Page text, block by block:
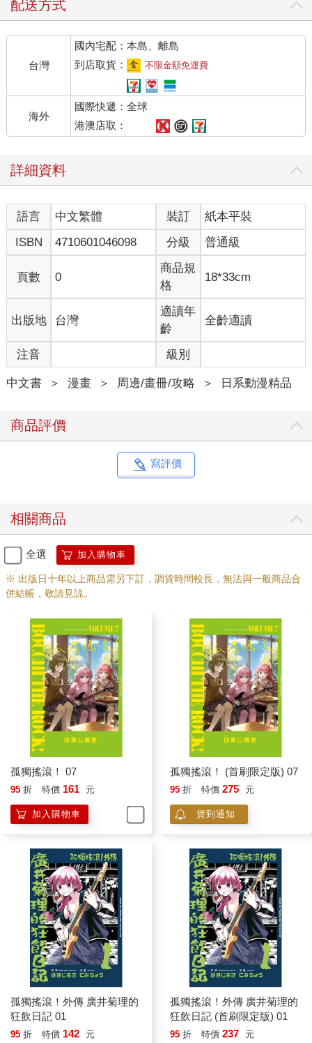
配送方式
台灣
國內宅配：本島、離島
到店取貨：
不限金額免運費
海外
國際快遞：全球
港澳店取：
詳細資料
語言 中文繁體 裝訂
紙本平裝
ISBN
4710601046098 分級 普通級
頁數 0
商品規
格
18*33cm
出版地 台灣
適讀年
齡
全齡適讀
注音 級別
中文書 ＞ 漫畫 ＞ 周邊/畫冊/攻略 ＞ 日系動漫精品
商品評價
寫評價
相關商品
全選 加入購物車
※ 出版日十年以上商品需另下訂，調貨時間較長，無法與一般商品合
併結帳，敬請見諒。
孤獨搖滾！ 07
95 折 特價 161 元
加入購物車
孤獨搖滾！ (首刷限定版) 07
95 折 特價 275 元
貨到通知
孤獨搖滾！外傳 廣井菊理的
狂飲日記 01
95 折 特價 142 元
孤獨搖滾！外傳 廣井菊理的
狂飲日記 (首刷限定版) 01
95 折 特價 237 元